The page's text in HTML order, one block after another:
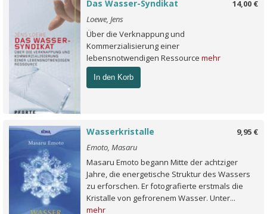
14,00 €
Das Wasser-Syndikat
Loewe, Jens
Über die Verknappung und
Kommerzialisierung einer
lebensnotwendigen Ressource mehr
In den Korb
9,95 €
Wasserkristalle
Emoto, Masaru
Masaru Emoto begann Mitte der achtziger
Jahre, die energetische Struktur des Wassers
zu erforschen. Er fotografierte erstmals die
Kristalle von gefrorenem Wasser. Unter...
mehr